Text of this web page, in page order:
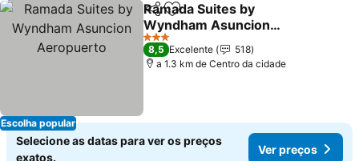
Escolha popular
PartilharAdicionar aos favoritos
Ramada Suites by
Wyndham Asuncion
Aeropuerto
3 Estrelas
8,5 Excelente
518
a 1.3 km de Centro da cidade
Selecione as datas para ver os preços
exatos.
Ver preços